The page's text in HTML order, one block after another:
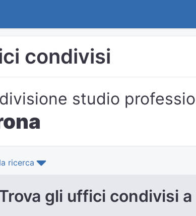
condivisi
studio
ricerca
gli uffici condivisi